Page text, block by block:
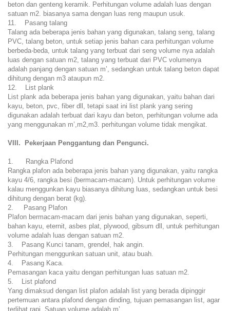
beton dan genteng keramik. Perhitungan volume adalah luas dengan
satuan m2. biasanya sama dengan luas reng maupun usuk.
11. Pasang talang
Talang ada beberapa jenis bahan yang digunakan, talang seng, talang
PVC, talang beton, untuk setiap jenis bahan cara perhitungan volume
berbeda-beda, untuk talang yang terbuat dari seng volume nya adalah
luas dengan satuan m2, talang yang terbuat dari PVC volumenya
adalah panjang dengan satuan m’, sedangkan untuk talang beton dapat
dihitung dengan m3 ataupun m2.
12. List plank
List plank ada beberapa jenis bahan yang digunakan, yaitu bahan dari
kayu, beton, pvc, fiber dll, tetapi saat ini list plank yang sering
digunakan adalah terbuat dari kayu dan beton, perhitungan volume ada
yang menggunakan m’,m2,m3. perhitungan volume tidak mengikat.
VIII. Pekerjaan Penggantung dan Pengunci.
1. Rangka Plafond
Rangka plafon ada beberapa jenis bahan yang digunakan, yaitu rangka
kayu 4/6, rangka besi (bermacam-macam). Untuk perhitungan volume
kalau menggunkan kayu biasanya dihitung luas, sedangkan untuk besi
dihitung dengan berat (kg).
2. Pasang Plafon
Plafon bermacam-macam dari jenis bahan yang digunakan, seperti,
bahan kayu, eternit, asbes plat, plywood, gibsum dll, untuk perhitungan
volume adalah luas dengan satuan m2.
3. Pasang Kunci tanam, grendel, hak angin.
Perhitungan menggunkan satuan unit, atau buah.
4. Pasang Kaca.
Pemasangan kaca yaitu dengan perhitungan luas satuan m2.
5. List plafond
Yang dimaksud dengan list plafon adalah list yang berada dipinggir
pertemuan antara plafond dengan dinding, tujuan pemasangan list, agar
terlihat rapi. Satuan volume adalah m’